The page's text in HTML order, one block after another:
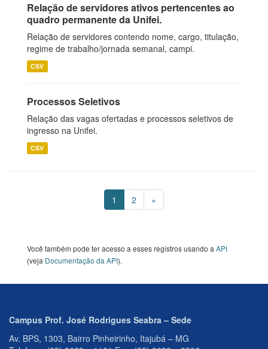
Relação de servidores ativos pertencentes ao
quadro permanente da Unifei.
Relação de servidores contendo nome, cargo, titulação,
regime de trabalho/jornada semanal, campi.
CSV
Processos Seletivos
Relação das vagas ofertadas e processos seletivos de
ingresso na Unifei.
CSV
1 2 »
Você também pode ter acesso a esses registros usando a API
(veja Documentação da API).
Campus Prof. José Rodrigues Seabra – Sede
Av. BPS, 1303, Bairro Pinheirinho, Itajubá – MG